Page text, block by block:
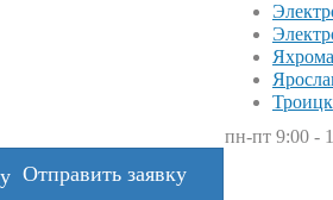
Яхрома
Троицк
пн-пт 9:00 -
Отправить заявку